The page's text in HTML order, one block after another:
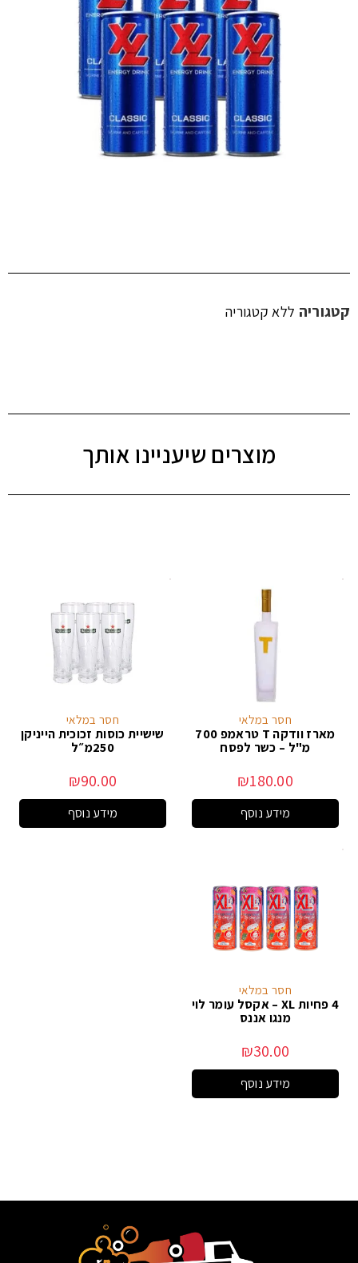
קטגוריה ללא קטגוריה
מוצרים שיעניינו אותך
חסר במלאי
מארז וודקה T טראמפ 700
מ"ל – כשר לפסח
₪180.00
מידע נוסף
חסר במלאי
שישיית כוסות זכוכית הייניקן
250מ״ל
₪90.00
מידע נוסף
חסר במלאי
4 פחיות XL – אקסל עומר לוי
מנגו אננס
₪30.00
מידע נוסף